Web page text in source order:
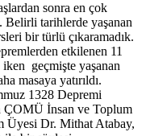
sonra en çok
Belirli tarihlerde yaşanan
bir türlü çıkaramadık.
etkilenen 11
iken geçmişte yaşanan
masaya yatırıldı.
1328 Depremi
ÇOMÜ İnsan ve Toplum
Üyesi Dr. Mithat Atabay,